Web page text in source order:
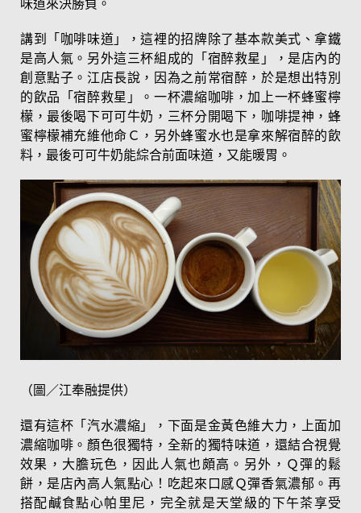
味道來決勝負。
講到「咖啡味道」，這裡的招牌除了基本款美式、拿鐵
是高人氣。另外這三杯組成的「宿醉救星」，是店內的
創意點子。江店長說，因為之前常宿醉，於是想出特別
的飲品「宿醉救星」。一杯濃縮咖啡，加上一杯蜂蜜檸
檬，最後喝下可可牛奶，三杯分開喝下，咖啡提神，蜂
蜜檸檬補充維他命Ｃ，另外蜂蜜水也是拿來解宿醉的飲
料，最後可可牛奶能綜合前面味道，又能暖胃。
（圖／江奉融提供）
還有這杯「汽水濃縮」，下面是金黃色維大力，上面加
濃縮咖啡。顏色很獨特，全新的獨特味道，還結合視覺
效果，大膽玩色，因此人氣也頗高。另外，Ｑ彈的鬆
餅，是店內高人氣點心！吃起來口感Ｑ彈香氣濃郁。再
搭配鹹食點心帕里尼，完全就是天堂級的下午茶享受